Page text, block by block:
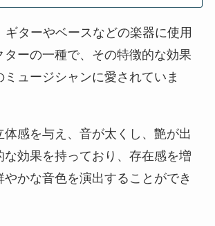
ギターやベースなどの楽器に使用
ターの一種で、その特徴的な効果
ミュージシャンに愛されていま
体感を与え、音が太くし、艶が出
な効果を持っており、存在感を増
やかな音色を演出することができ